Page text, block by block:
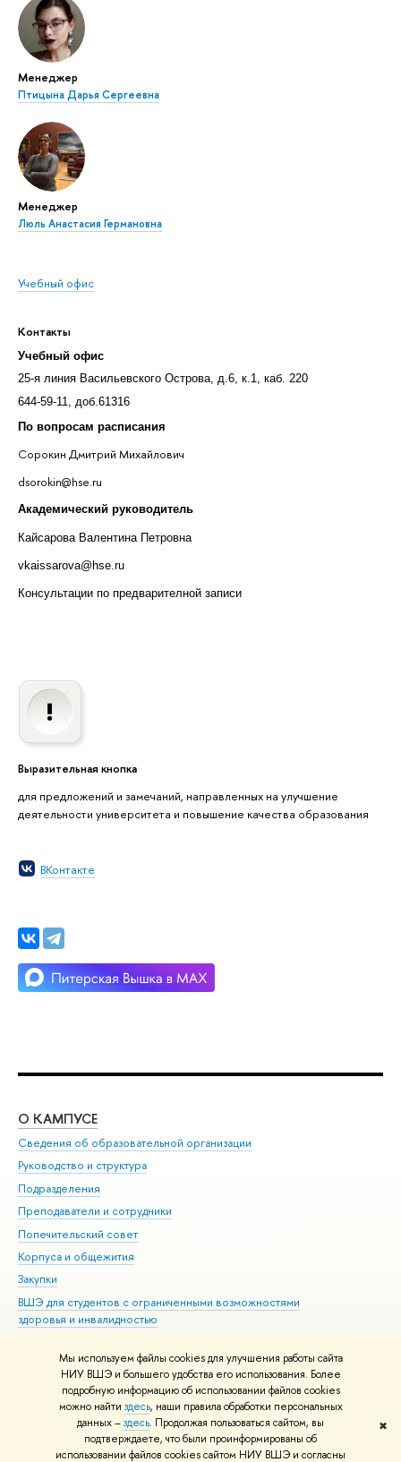
Мы используем файлы cookies для улучшения работы сайта
НИУ ВШЭ и большего удобства его использования. Более
подробную информацию об использовании файлов cookies
можно найти здесь, наши правила обработки персональных
данных –здесь. Продолжая пользоваться сайтом, вы
подтверждаете, что были проинформированы об
использовании файлов cookies сайтом НИУ ВШЭ и согласны
✖
Менеджер
Птицына Дарья Сергеевна
Менеджер
Люль Анастасия Германовна
Учебный офис
Контакты
Учебный офис
25-я линия Васильевского Острова, д.6, к.1, каб. 220
644-59-11, доб.61316
По вопросам расписания
Сорокин Дмитрий Михайлович
dsorokin@hse.ru
Академический руководитель
Кайсарова Валентина Петровна
vkaissarova@hse.ru
Консультации по предварителной записи
Выразительная кнопка
для предложений и замечаний, направленных на улучшение
деятельности университета и повышение качества образования
ВКонтакте
О КАМПУСЕ
Сведения об образовательной организации
Руководство и структура
Подразделения
Преподаватели и сотрудники
Попечительский совет
Корпуса и общежития
Закупки
ВШЭ для студентов с ограниченными возможностями
здоровья и инвалидностью
Единая платежная страница
© НИУ ВШЭ 1993–2026 Адреса и контакты Условия использования